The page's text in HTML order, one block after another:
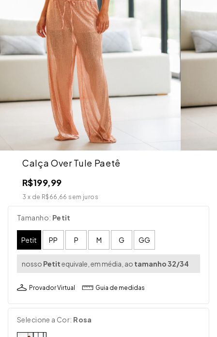
Calça Over Tule Paetê
R$199,99
3 x de R$66,66 sem juros
Selecione a Cor: Rosa
Tamanho: Petit
Petit PP P M G GG
nosso Petitequivale, em média, ao tamanho 32/34
Provador Virtual Guia de medidas